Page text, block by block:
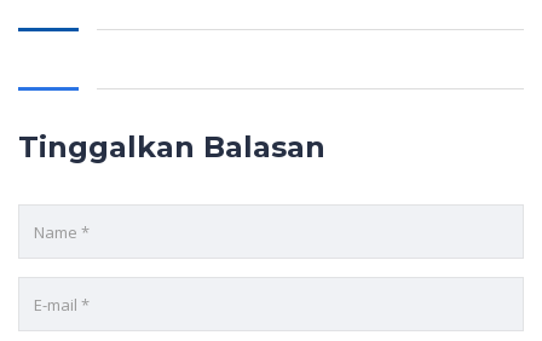
Tinggalkan Balasan